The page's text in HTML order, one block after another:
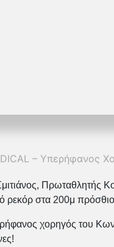
– Υπερήφανος
Πρωταθλητής
ρεκόρ στα 200μ
χορηγός του